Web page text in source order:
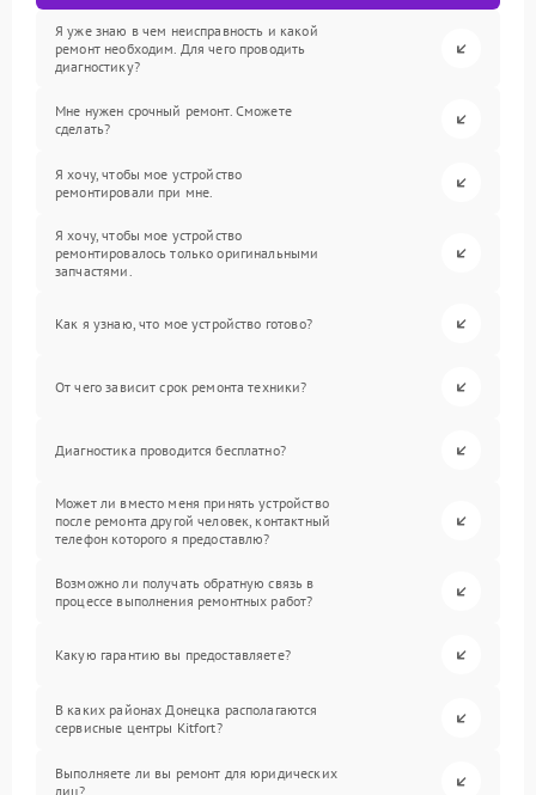
Я уже знаю в чем неисправность и какой
ремонт необходим. Для чего проводить
диагностику?
Мне нужен срочный ремонт. Сможете
сделать?
Я хочу, чтобы мое устройство
ремонтировали при мне.
Я хочу, чтобы мое устройство
ремонтировалось только оригинальными
запчастями.
Как я узнаю, что мое устройство готово?
От чего зависит срок ремонта техники?
Диагностика проводится бесплатно?
Может ли вместо меня принять устройство
после ремонта другой человек, контактный
телефон которого я предоставлю?
Возможно ли получать обратную связь в
процессе выполнения ремонтных работ?
Какую гарантию вы предоставляете?
В каких районах Донецка располагаются
сервисные центры Kitfort?
Выполняете ли вы ремонт для юридических
лиц?